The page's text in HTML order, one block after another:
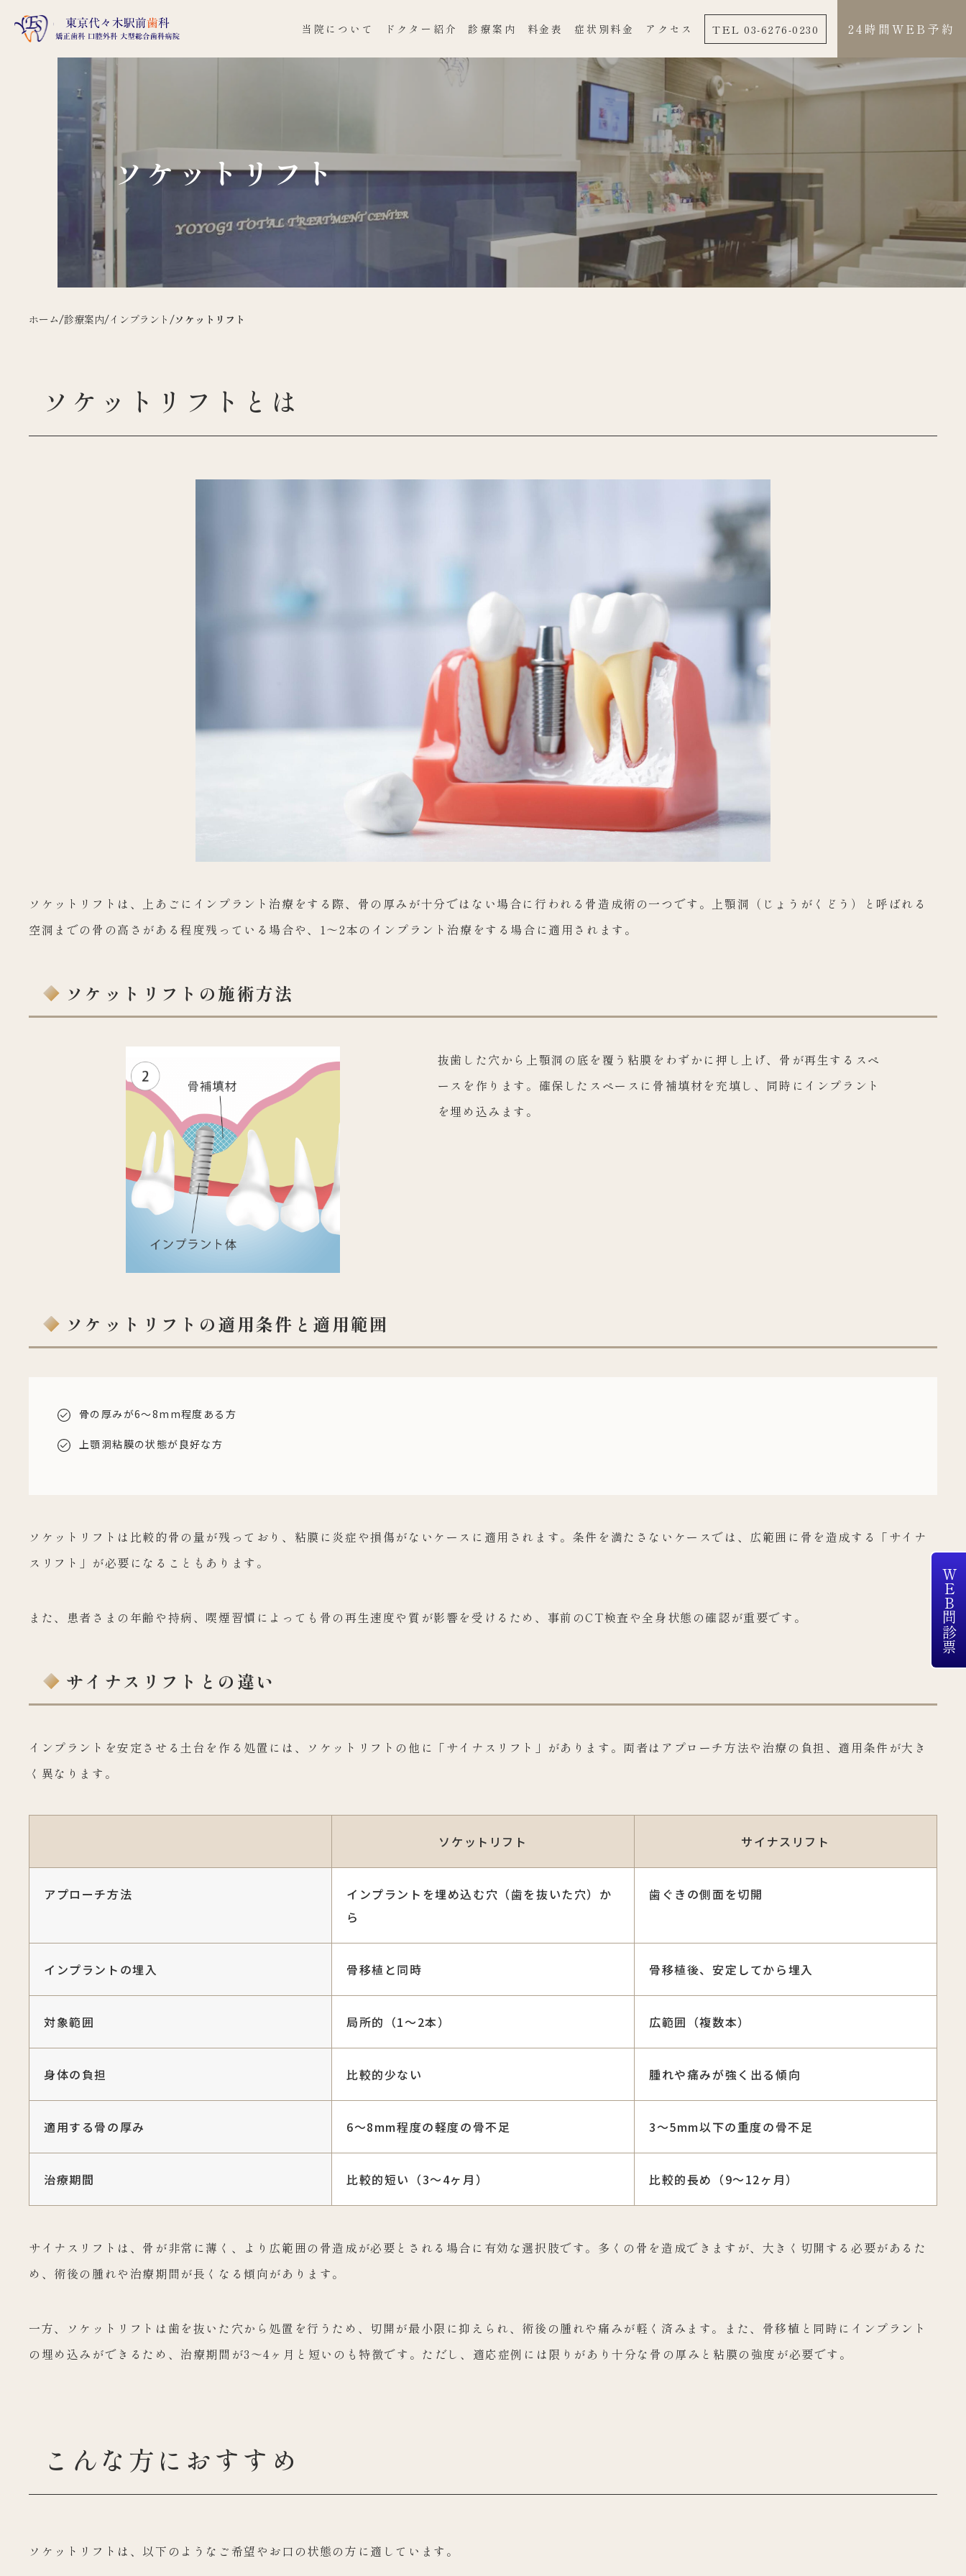
当院について ドクター紹介 診療案内 料金表 症状別料金 アクセス TEL 03-6276-0230 24時間WEB予約
WEB問診票
ソケットリフト
ホーム/診療案内/インプラント /ソケットリフト
ソケットリフトとは
ソケットリフトは、上あごにインプラント治療をする際、骨の厚みが十分ではない場合に行われる骨造成術の一つです。上顎洞（じょうがくどう）と呼ばれる
空洞までの骨の高さがある程度残っている場合や、1〜2本のインプラント治療をする場合に適用されます。
ソケットリフトの施術方法
抜歯した穴から上顎洞の底を覆う粘膜をわずかに押し上げ、骨が再生するスペ
ースを作ります。確保したスペースに骨補填材を充填し、同時にインプラント
を埋め込みます。
ソケットリフトの適用条件と適用範囲
骨の厚みが6～8mm程度ある方
上顎洞粘膜の状態が良好な方
ソケットリフトは比較的骨の量が残っており、粘膜に炎症や損傷がないケースに適用されます。条件を満たさないケースでは、広範囲に骨を造成する「サイナ
スリフト」が必要になることもあります。
また、患者さまの年齢や持病、喫煙習慣によっても骨の再生速度や質が影響を受けるため、事前のCT検査や全身状態の確認が重要です。
サイナスリフトとの違い
インプラントを安定させる土台を作る処置には、ソケットリフトの他に「サイナスリフト」があります。両者はアプローチ方法や治療の負担、適用条件が大き
く異なります。
ソケットリフト サイナスリフト
アプローチ方法
インプラントを埋め込む穴（歯を抜いた穴）か
ら
歯ぐきの側面を切開
インプラントの埋入 骨移植と同時 骨移植後、安定してから埋入
対象範囲 局所的（1～2本） 広範囲（複数本）
身体の負担 比較的少ない 腫れや痛みが強く出る傾向
適用する骨の厚み 6～8mm程度の軽度の骨不足 3～5mm以下の重度の骨不足
治療期間 比較的短い（3～4ヶ月） 比較的長め（9～12ヶ月）
サイナスリフトは、骨が非常に薄く、より広範囲の骨造成が必要とされる場合に有効な選択肢です。多くの骨を造成できますが、大きく切開する必要があるた
め、術後の腫れや治療期間が長くなる傾向があります。
一方、ソケットリフトは歯を抜いた穴から処置を行うため、切開が最小限に抑えられ、術後の腫れや痛みが軽く済みます。また、骨移植と同時にインプラント
の埋め込みができるため、治療期間が3〜4ヶ月と短いのも特徴です。ただし、適応症例には限りがあり十分な骨の厚みと粘膜の強度が必要です。
こんな方におすすめ
ソケットリフトは、以下のようなご希望やお口の状態の方に適しています。